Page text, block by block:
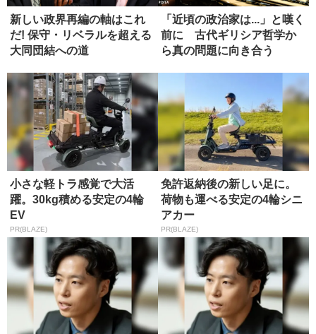
新しい政界再編の軸はこれ
だ! 保守・リベラルを超える
大同団結への道
「近頃の政治家は...」と嘆く
前に 古代ギリシア哲学か
ら真の問題に向き合う
小さな軽トラ感覚で大活
躍。30kg積める安定の4輪
EV
PR(BLAZE)
免許返納後の新しい足に。
荷物も運べる安定の4輪シニ
アカー
PR(BLAZE)